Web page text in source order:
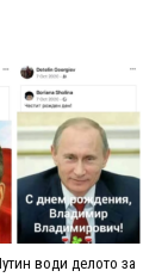
води делото за